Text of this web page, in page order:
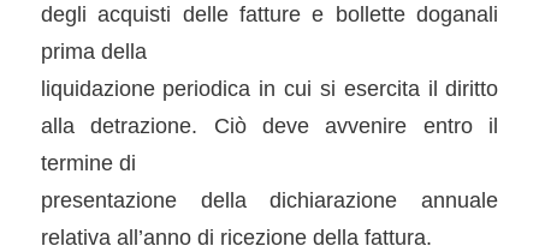
degli acquisti delle fatture e bollette doganali
prima della
liquidazione periodica in cui si esercita il diritto
alla detrazione. Ciò deve avvenire entro il
termine di
presentazione della dichiarazione annuale
relativa all’anno di ricezione della fattura.